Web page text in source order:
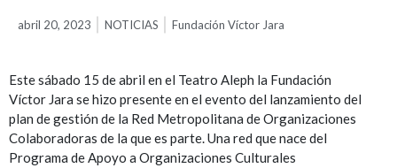
abril 20, 2023 NOTICIAS Fundación Víctor Jara
Este sábado 15 de abril en el Teatro Aleph la Fundación
Víctor Jara se hizo presente en el evento del lanzamiento del
plan de gestión de la Red Metropolitana de Organizaciones
Colaboradoras de la que es parte. Una red que nace del
Programa de Apoyo a Organizaciones Culturales